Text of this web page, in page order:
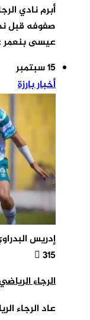
أبرم نادي
صفوفه قبل
عيسى بنعمر
15 سبتمبر
أخبار بارزة
إدريس
315
الرجاء